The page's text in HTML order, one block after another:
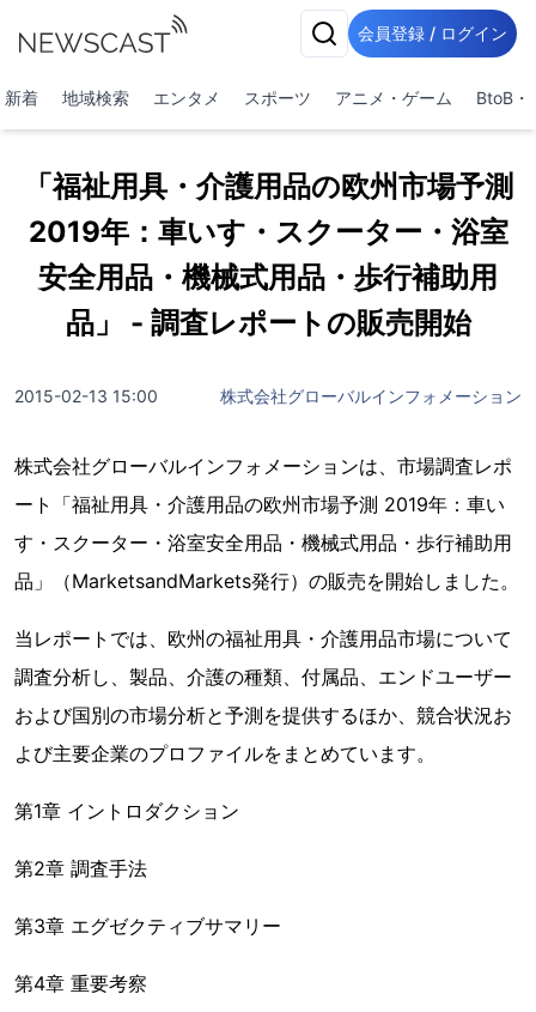
会員登録 / ログイン
新着 地域検索 エンタメ スポーツ アニメ・ゲーム BtoB・
「福祉用具・介護用品の欧州市場予測
2019年：車いす・スクーター・浴室
安全用品・機械式用品・歩行補助用
品」 - 調査レポートの販売開始
2015-02-13 15:00 株式会社グローバルインフォメーション
株式会社グローバルインフォメーションは、市場調査レポ
ート「福祉用具・介護用品の欧州市場予測 2019年：車い
す・スクーター・浴室安全用品・機械式用品・歩行補助用
品」（MarketsandMarkets発行）の販売を開始しました。
当レポートでは、欧州の福祉用具・介護用品市場について
調査分析し、製品、介護の種類、付属品、エンドユーザー
および国別の市場分析と予測を提供するほか、競合状況お
よび主要企業のプロファイルをまとめています。
第1章 イントロダクション
第2章 調査手法
第3章 エグゼクティブサマリー
第4章 重要考察